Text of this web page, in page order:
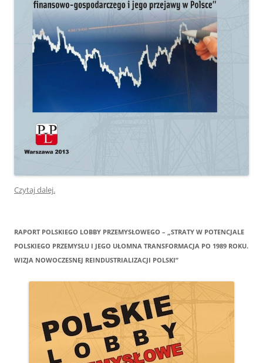
Czytaj dalej.
RAPORT POLSKIEGO LOBBY PRZEMYSŁOWEGO – „STRATY W POTENCJALE
POLSKIEGO PRZEMYSŁU I JEGO UŁOMNA TRANSFORMACJA PO 1989 ROKU.
WIZJA NOWOCZESNEJ REINDUSTRIALIZACJI POLSKI”